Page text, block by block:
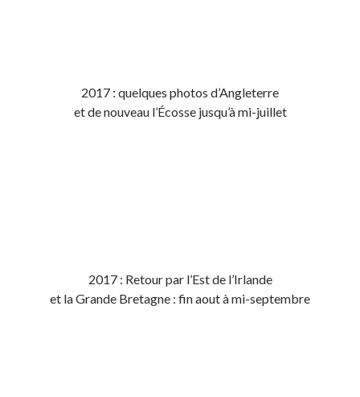
2017 : quelques photos d’Angleterre
et de nouveau l’Écosse jusqu’à mi-juillet
2017 : Retour par l’Est de l’Irlande
et la Grande Bretagne : fin aout à mi-septembre